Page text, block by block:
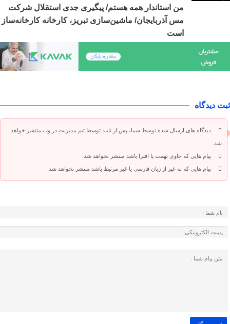
من استاندار همه هستم/ پیگیری جدی استقلال شرکت
مس آذربایجان/ ماشین‌سازی تبریز، کارخانه کارخانه‌ساز
است
ثبت دیدگاه
دیدگاه های ارسال شده توسط شما، پس از تایید توسط تیم مدیریت در وب منتشر خواهد
شد.
پیام هایی که حاوی تهمت یا افترا باشد منتشر نخواهد شد.
پیام هایی که به غیر از زبان فارسی یا غیر مرتبط باشد منتشر نخواهد شد.